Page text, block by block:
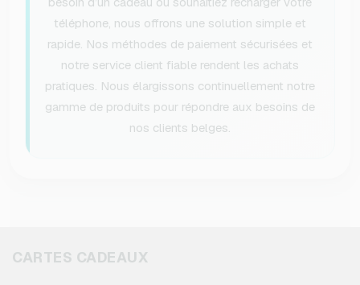
téléphone, nous offrons une solution simple et
rapide. Nos méthodes de paiement sécurisées et
notre service client fiable rendent les achats
pratiques. Nous élargissons continuellement notre
gamme de produits pour répondre aux besoins de
nos clients belges.
CARTES CADEAUX